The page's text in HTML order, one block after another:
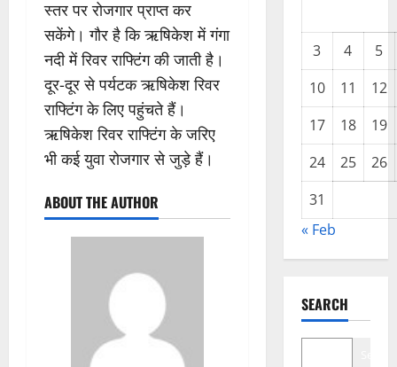
स्तर पर रोजगार प्राप्त कर
सकेंगे। गौर है कि ऋषिकेश में गंगा
नदी में रिवर राफ्टिंग की जाती है।
दूर-दूर से पर्यटक ऋषिकेश रिवर
राफ्टिंग के लिए पहुंचते हैं।
ऋषिकेश रिवर राफ्टिंग के जरिए
भी कई युवा रोजगार से जुड़े हैं।
ABOUT THE AUTHOR
3 4
5
10
11
12
17
18
19
24
25
26
31
« Feb
SEARCH